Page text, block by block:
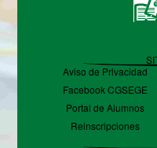
Aviso de Privacidad
Facebook CGSEGE
Portal de Alumnos
Reinscripciones